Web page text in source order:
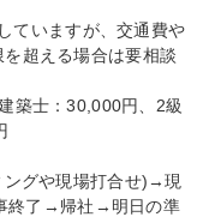
ていますが、交通費や
超える場合は要相談
築士：30,000円、2級
ングや現場打合せ)→現
終了→帰社→明日の準